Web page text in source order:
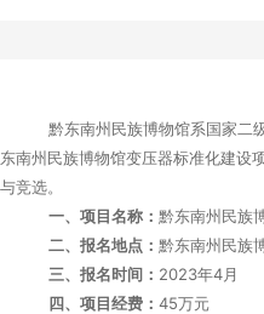
黔东南州民族博物馆系国家二
东南州民族博物馆变压器标准化建设
与竞选。
一、项目名称：黔东南州民族
二、报名地点：黔东南州民族
三、报名时间 ： 2023年4月
四、项目经费：45万元